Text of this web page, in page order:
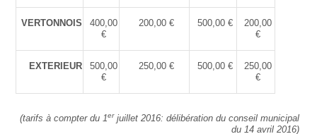
VERTONNOIS
400,00
€
200,00 € 500,00 €
200,00
€
EXTERIEUR
500,00
€
250,00 € 500,00 €
250,00
€
(tarifs à compter du 1erjuillet 2016: délibération du conseil municipal
du 14 avril 2016)